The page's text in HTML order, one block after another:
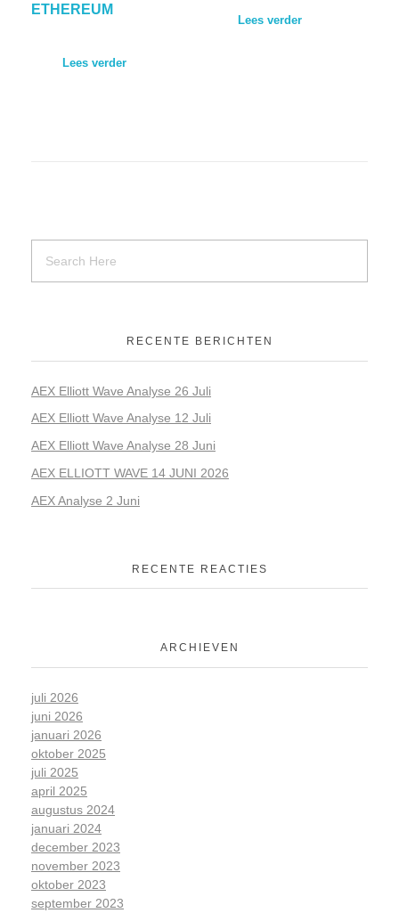
ETHEREUM
Lees verder
Lees verder
RECENTE BERICHTEN
AEX Elliott Wave Analyse 26 Juli
AEX Elliott Wave Analyse 12 Juli
AEX Elliott Wave Analyse 28 Juni
AEX ELLIOTT WAVE 14 JUNI 2026
AEX Analyse 2 Juni
RECENTE REACTIES
ARCHIEVEN
juli 2026
juni 2026
januari 2026
oktober 2025
juli 2025
april 2025
augustus 2024
januari 2024
december 2023
november 2023
oktober 2023
september 2023